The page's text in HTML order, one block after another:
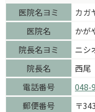
医院名ヨミ
カガ
医院名
かが
院長名ヨミ
ニ
院長名
西
電話番号
048-
郵便番号
〒